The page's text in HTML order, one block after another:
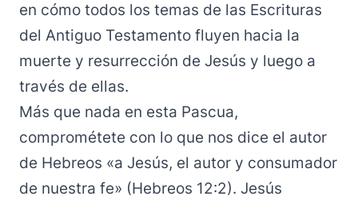
en cómo todos los temas de las Escrituras
del Antiguo Testamento fluyen hacia la
muerte y resurrección de Jesús y luego a
través de ellas.
Más que nada en esta Pascua,
comprométete con lo que nos dice el autor
de Hebreos «a Jesús, el autor y consumador
de nuestra fe» (Hebreos 12:2). Jesús